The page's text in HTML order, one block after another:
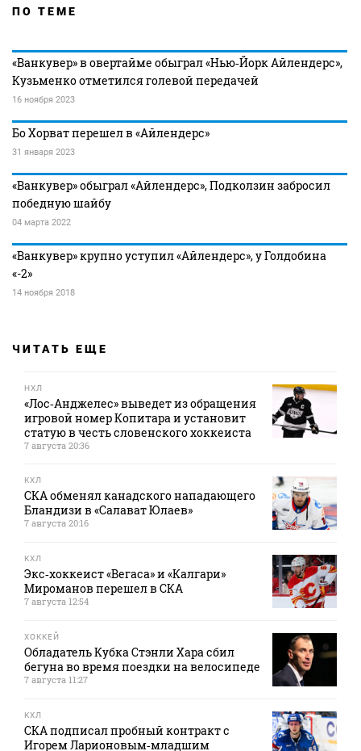
ПО ТЕМЕ
«Ванкувер» в овертайме обыграл «Нью‑Йорк Айлендерс»,
Кузьменко отметился голевой передачей
16 ноября 2023
Бо Хорват перешел в «Айлендерс»
31 января 2023
«Ванкувер» обыграл «Айлендерс», Подколзин забросил
победную шайбу
04 марта 2022
«Ванкувер» крупно уступил «Айлендерс», у Голдобина
«-2»
14 ноября 2018
ЧИТАТЬ ЕЩЕ
НХЛ
«Лос‑Анджелес» выведет из обращения
игровой номер Копитара и установит
статую в честь словенского хоккеиста
7 августа 20:36
КХЛ
СКА обменял канадского нападающего
Бландизи в «Салават Юлаев»
7 августа 20:16
КХЛ
Экс‑хоккеист «Вегаса» и «Калгари»
Мироманов перешел в СКА
7 августа 12:54
ХОККЕЙ
Обладатель Кубка Стэнли Хара сбил
бегуна во время поездки на велосипеде
7 августа 11:27
КХЛ
СКА подписал пробный контракт с
Игорем Ларионовым‑младшим